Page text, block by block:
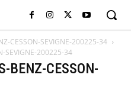
CESSON-SEVIGNE-200225-34
SEVIGNE-200225-34
BENZ-CESSON-